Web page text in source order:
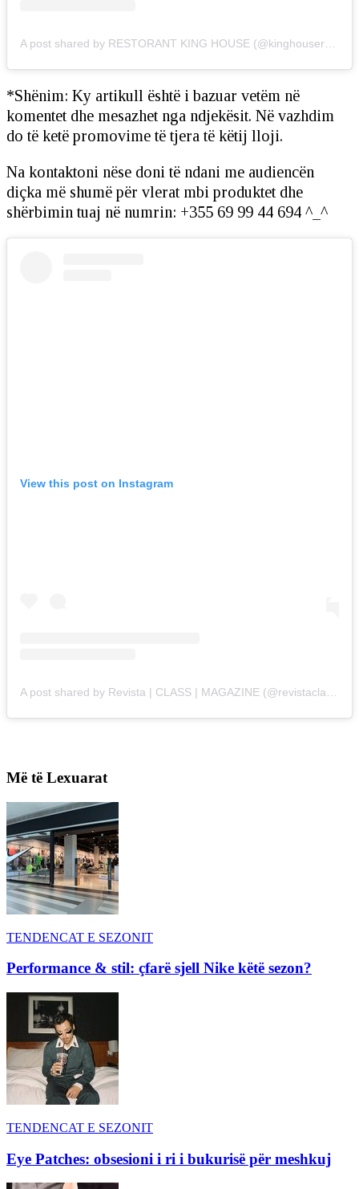
A post shared by RESTORANT KING HOUSE (@kinghouserestorant)
*Shënim: Ky artikull është i bazuar vetëm në
komentet dhe mesazhet nga ndjekësit. Në vazhdim
do të ketë promovime të tjera të këtij lloji.
Na kontaktoni nëse doni të ndani me audiencën
diçka më shumë për vlerat mbi produktet dhe
shërbimin tuaj në numrin: +355 69 99 44 694 ^_^
View this post on Instagram
Më të Lexuarat
TENDENCAT E SEZONIT
Performance & stil: çfarë sjell Nike këtë sezon?
TENDENCAT E SEZONIT
Eye Patches: obsesioni i ri i bukurisë për meshkuj